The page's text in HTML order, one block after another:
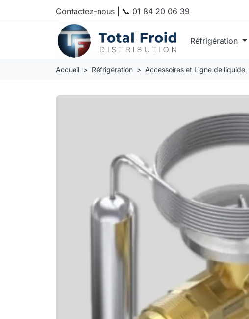
Contactez-nous 📞 01 84 20 06 39
Réfrigération
Accueil Réfrigération Accessoires et Ligne de liquide